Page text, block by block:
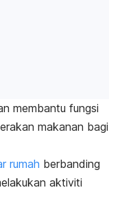
membantu fungsi
makanan bagi
rumah berbanding
aktiviti